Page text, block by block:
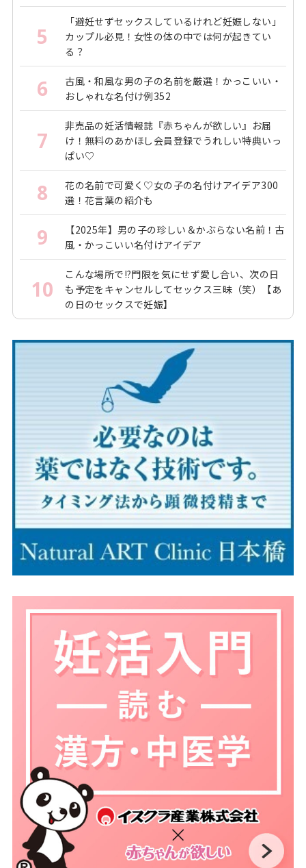
5
「避妊せずセックスしているけれど妊娠しない」
カップル必見！女性の体の中では何が起きてい
る？
6
古風・和風な男の子の名前を厳選！かっこいい・
おしゃれな名付け例352
7
非売品の妊活情報誌『赤ちゃんが欲しい』お届
け！無料のあかほし会員登録でうれしい特典いっ
ぱい♡
8
花の名前で可愛く♡女の子の名付けアイデア300
選！花言葉の紹介も
9
【2025年】男の子の珍しい＆かぶらない名前！古
風・かっこいい名付けアイデア
10
こんな場所で!?門限を気にせず愛し合い、次の日
も予定をキャンセルしてセックス三昧（笑）【あ
の日のセックスで妊娠】